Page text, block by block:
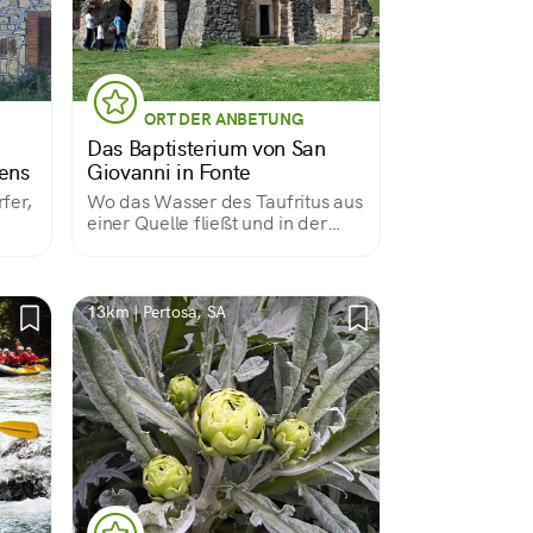
ORT DER ANBETUNG
Das Baptisterium von San
Giovanni in Fonte
Wo das Wasser des Taufritus aus
einer Quelle fließt und in der
13km | Pertosa, SA